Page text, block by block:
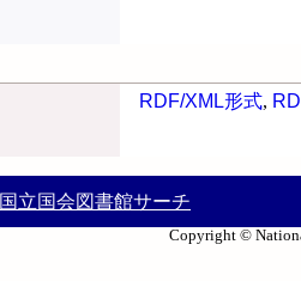
RDF/XML形式,
国立国会図書館サーチ
Copyright ©